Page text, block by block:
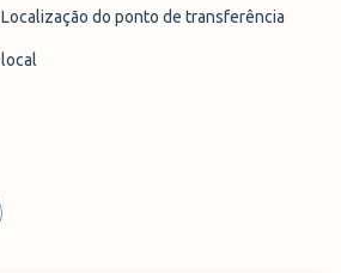
Localização do ponto de transferência
local